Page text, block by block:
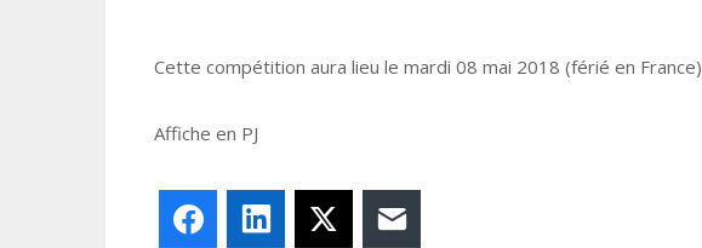
Cette compétition aura lieu le mardi 08 mai 2018 (férié en France)
Affiche en PJ
FacebookLinkedIn